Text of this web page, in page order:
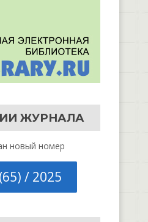
ЖУРНАЛА
новый номер
/ 2025